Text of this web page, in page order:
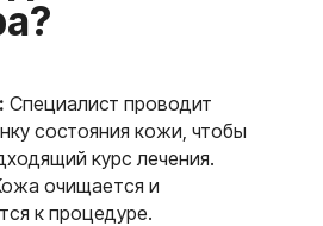
Специалист проводит
состояния кожи, чтобы
курс лечения.
очищается и
к процедуре.